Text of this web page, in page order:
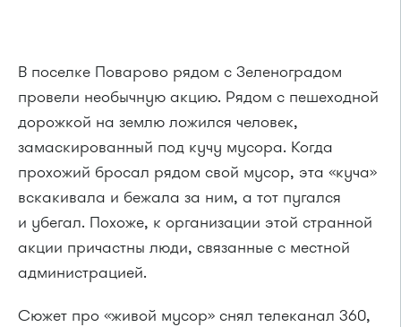
В поселке Поварово рядом с Зеленоградом
провели необычную акцию. Рядом с пешеходной
дорожкой на землю ложился человек,
замаскированный под кучу мусора. Когда
прохожий бросал рядом свой мусор, эта «куча»
вскакивала и бежала за ним, а тот пугался
и убегал. Похоже, к организации этой странной
акции причастны люди, связанные с местной
администрацией.
Сюжет про «живой мусор» снял телеканал 360,